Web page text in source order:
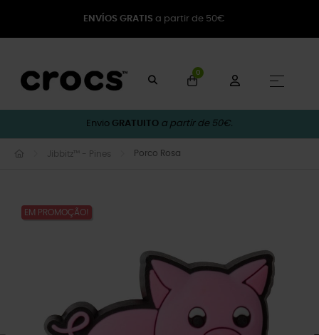
ENVÍOS GRATIS a partir de 50€
0
☰
Envio GRATUITO a partir de 50€.
Jibbitz™ - Pines Porco Rosa
EM PROMOÇÃO!